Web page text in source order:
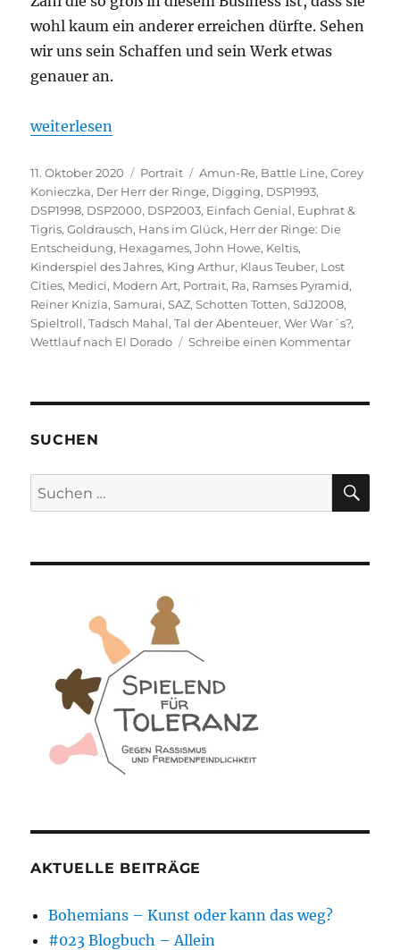
wohl kaum ein anderer erreichen dürfte. Sehen
wir uns sein Schaffen und sein Werk etwas
genauer an.
„Portrait – Reiner Knizia“
weiterlesen
Veröffentlicht
am
11. Oktober 2020 Kategorien
Portrait Schlagwörter
Amun-Re, Battle Line,Corey
Konieczka, Der Herr der Ringe, Digging, DSP1993,
DSP1998, DSP2000, DSP2003, Einfach Genial, Euphrat &
Tigris,Goldrausch, Hans im Glück, Herr der Ringe: Die
Entscheidung, Hexagames,John Howe, Keltis,
Kinderspiel des Jahres, King Arthur, Klaus Teuber, Lost
Cities, Medici, Modern Art, Portrait, Ra, Ramses Pyramid,
Reiner Knizia,Samurai,SAZ,Schotten Totten,SdJ2008,
Spieltroll,Tadsch Mahal,Tal der Abenteuer,Wer War´s?,
Wettlauf nach El Dorado
Schreibe einen Kommentarzu
SUCHEN
Suchen
nach:
AKTUELLE BEITRÄGE
Bohemians – Kunst oder kann das weg?
#023 Blogbuch – Allein